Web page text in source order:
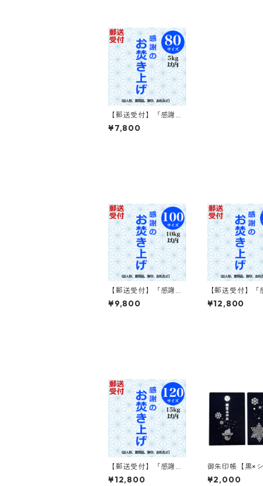
【郵送受付】「感謝の
お焚き上げ」80サイズ
¥7,800
【郵送受付】「感謝の
お焚き上げ」100サイ
ズ
¥9,800
【郵送受付】「
お焚き上げ」
ズ
¥12,800
【郵送受付】「感謝の
お焚き上げ」120サイ
ズ
¥12,800
御朱印帳【黒×
ー 箔押し】
¥2,000